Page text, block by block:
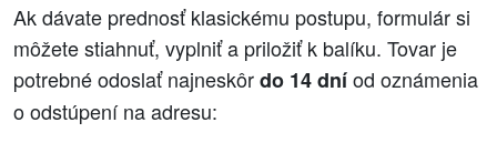
Ak dávate prednosť klasickému postupu, formulár si
môžete stiahnuť, vyplniť a priložiť k balíku. Tovar je
potrebné odoslať najneskôrdo 14 dníod oznámenia
o odstúpení na adresu: